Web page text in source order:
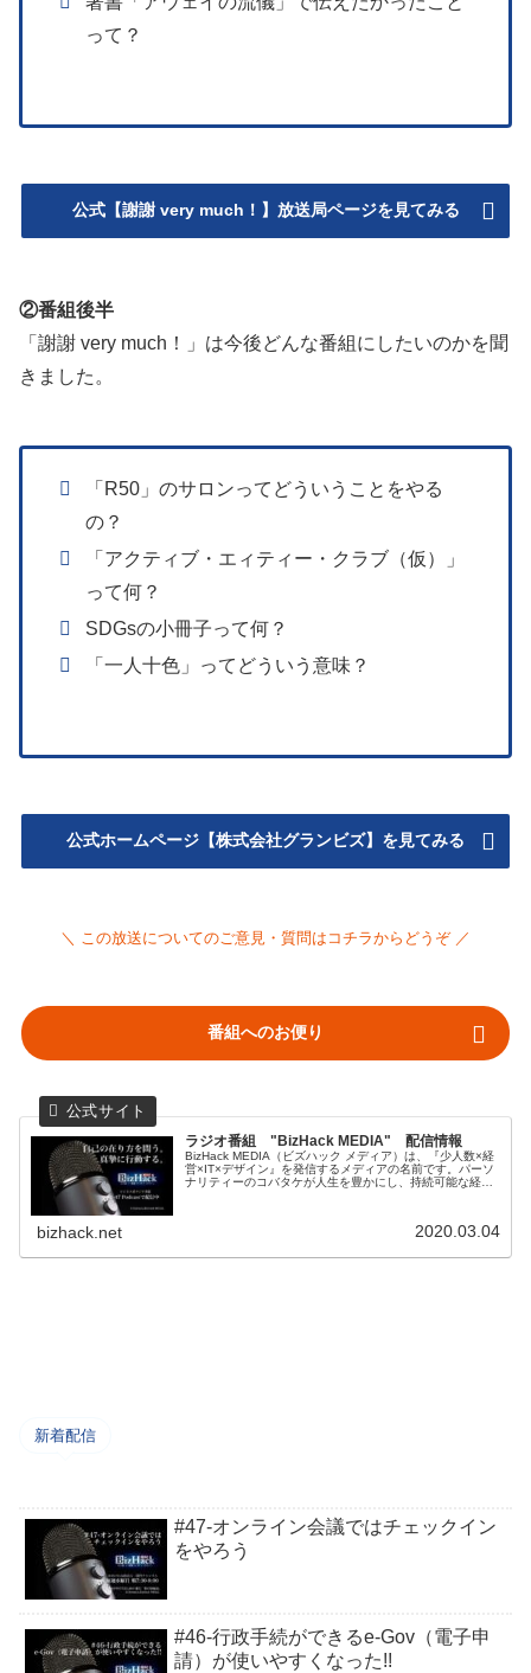
って？
公式【謝謝 very much！】放送局ページを見てみる
②番組後半
「謝謝 very much！」は今後どんな番組にしたいのかを聞
きました。
「R50」のサロンってどういうことをやる
の？
「アクティブ・エィティー・クラブ（仮）」
って何？
SDGsの小冊子って何？
「一人十色」ってどういう意味？
公式ホームページ【株式会社グランビズ】を見てみる
＼ この放送についてのご意見・質問はコチラからどうぞ ／
番組へのお便り
ラジオ番組 "BizHack MEDIA" 配信情報
BizHack MEDIA（ビズハック メディア）は、『少人数×経
営×IT×デザイン』を発信するメディアの名前です。パーソ
ナリティーのコバタケが人生を豊かにし、持続可能な経営
みなさんと共有していく情報発信番組です。
bizhack.net 2020.03.04
新着配信
#47-オンライン会議ではチェックイン
をやろう
#46-行政手続ができるe-Gov（電子申
請）が使いやすくなった!!